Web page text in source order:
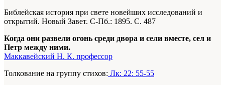
Библейская история при свете новейших исследований и
открытий. Новый Завет. С-Пб.: 1895. С. 487
Когда они развели огонь среди двора и сели вместе, сел и
Петр между ними.
Маккавейский Н. К. профессор
Толкование на группу стихов: Лк: 22: 55-55